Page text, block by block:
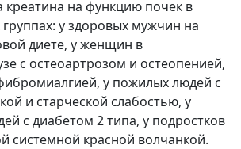
креатина на функцию почек в
группах: у здоровых мужчин на
диете, у женщин в
с остеоартрозом и остеопенией,
у пожилых людей с
и старческой слабостью, у
с диабетом 2 типа, у подростков
системной красной волчанкой.